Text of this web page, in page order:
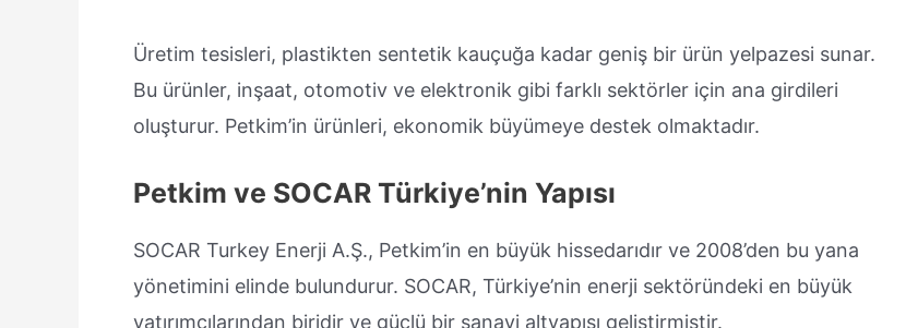
Üretim tesisleri, plastikten sentetik kauçuğa kadar geniş bir ürün yelpazesi sunar.
Bu ürünler, inşaat, otomotiv ve elektronik gibi farklı sektörler için ana girdileri
oluşturur. Petkim’in ürünleri, ekonomik büyümeye destek olmaktadır.
Petkim ve SOCAR Türkiye’nin Yapısı
SOCAR Turkey Enerji A.Ş., Petkim’in en büyük hissedarıdır ve 2008’den bu yana
yönetimini elinde bulundurur. SOCAR, Türkiye’nin enerji sektöründeki en büyük
yatırımcılarından biridir ve güçlü bir sanayi altyapısı geliştirmiştir.